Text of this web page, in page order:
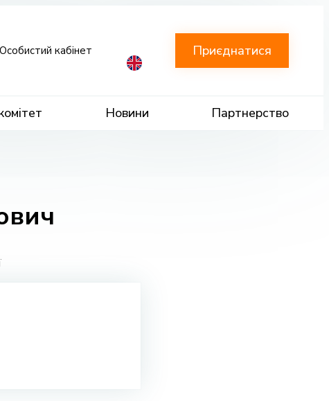
Новини Партнерство
Особистий кабінет Приєднатися